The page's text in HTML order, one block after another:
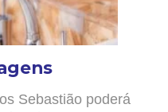
Sebastião poderá